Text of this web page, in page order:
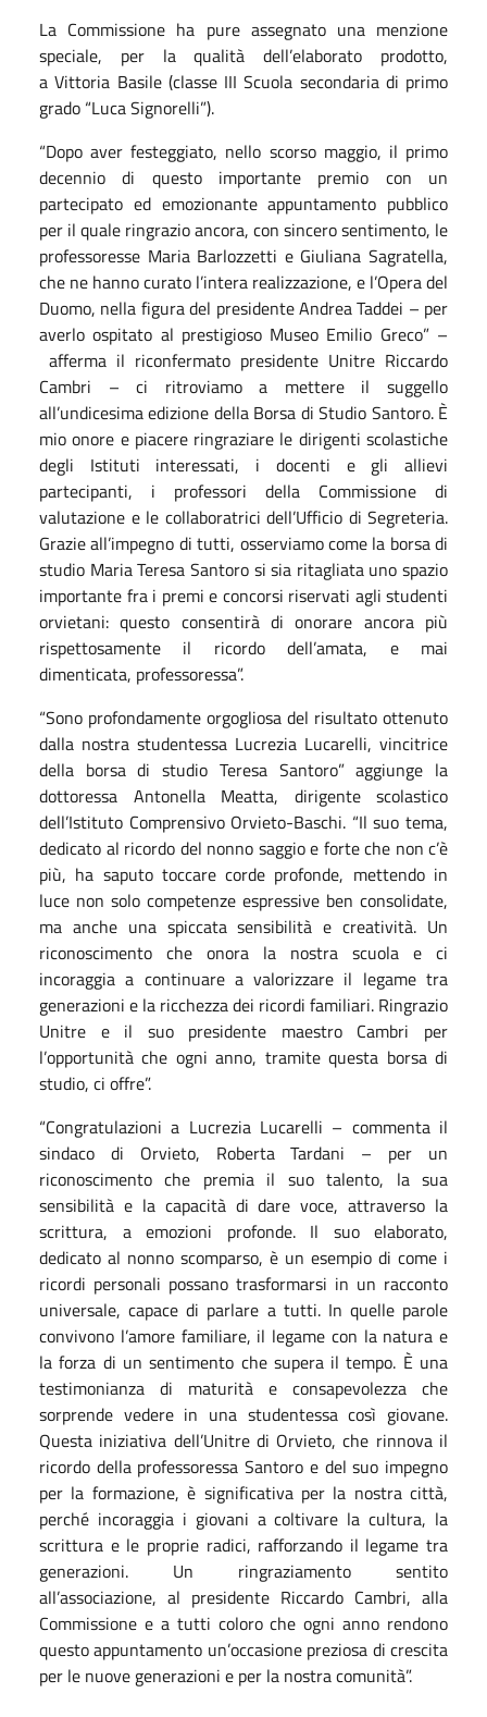
La Commissione ha pure assegnato una menzione
speciale, per la qualità dell’elaborato prodotto,
a Vittoria Basile (classe III Scuola secondaria di primo
grado “Luca Signorelli”).
“Dopo aver festeggiato, nello scorso maggio, il primo
decennio di questo importante premio con un
partecipato ed emozionante appuntamento pubblico
per il quale ringrazio ancora, con sincero sentimento, le
professoresse Maria Barlozzetti e Giuliana Sagratella,
che ne hanno curato l’intera realizzazione, e l’Opera del
Duomo, nella figura del presidente Andrea Taddei – per
averlo ospitato al prestigioso Museo Emilio Greco” –
afferma il riconfermato presidente Unitre Riccardo
Cambri – ci ritroviamo a mettere il suggello
all’undicesima edizione della Borsa di Studio Santoro. È
mio onore e piacere ringraziare le dirigenti scolastiche
degli Istituti interessati, i docenti e gli allievi
partecipanti, i professori della Commissione di
valutazione e le collaboratrici dell’Ufficio di Segreteria.
Grazie all’impegno di tutti, osserviamo come la borsa di
studio Maria Teresa Santoro si sia ritagliata uno spazio
importante fra i premi e concorsi riservati agli studenti
orvietani: questo consentirà di onorare ancora più
rispettosamente il ricordo dell’amata, e mai
dimenticata, professoressa”.
“Sono profondamente orgogliosa del risultato ottenuto
dalla nostra studentessa Lucrezia Lucarelli, vincitrice
della borsa di studio Teresa Santoro” aggiunge la
dottoressa Antonella Meatta, dirigente scolastico
dell’Istituto Comprensivo Orvieto-Baschi. “Il suo tema,
dedicato al ricordo del nonno saggio e forte che non c’è
più, ha saputo toccare corde profonde, mettendo in
luce non solo competenze espressive ben consolidate,
ma anche una spiccata sensibilità e creatività. Un
riconoscimento che onora la nostra scuola e ci
incoraggia a continuare a valorizzare il legame tra
generazioni e la ricchezza dei ricordi familiari. Ringrazio
Unitre e il suo presidente maestro Cambri per
l’opportunità che ogni anno, tramite questa borsa di
studio, ci offre”.
“Congratulazioni a Lucrezia Lucarelli – commenta il
sindaco di Orvieto, Roberta Tardani – per un
riconoscimento che premia il suo talento, la sua
sensibilità e la capacità di dare voce, attraverso la
scrittura, a emozioni profonde. Il suo elaborato,
dedicato al nonno scomparso, è un esempio di come i
ricordi personali possano trasformarsi in un racconto
universale, capace di parlare a tutti. In quelle parole
convivono l’amore familiare, il legame con la natura e
la forza di un sentimento che supera il tempo. È una
testimonianza di maturità e consapevolezza che
sorprende vedere in una studentessa così giovane.
Questa iniziativa dell’Unitre di Orvieto, che rinnova il
ricordo della professoressa Santoro e del suo impegno
per la formazione, è significativa per la nostra città,
perché incoraggia i giovani a coltivare la cultura, la
scrittura e le proprie radici, rafforzando il legame tra
generazioni. Un ringraziamento sentito
all’associazione, al presidente Riccardo Cambri, alla
Commissione e a tutti coloro che ogni anno rendono
questo appuntamento un’occasione preziosa di crescita
per le nuove generazioni e per la nostra comunità”.